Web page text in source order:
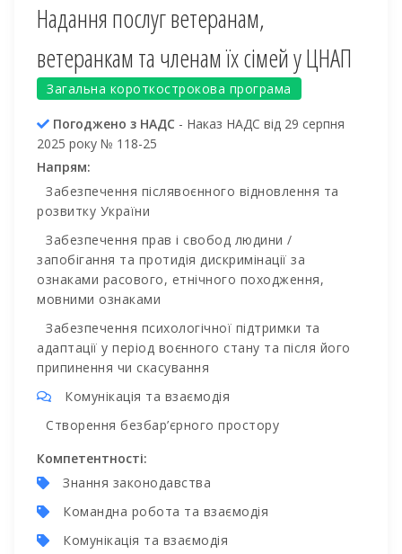
Надання послуг ветеранам,
ветеранкам та членам їх сімей у ЦНАП
Загальна короткострокова програма
Погоджено з НАДС - Наказ НАДС від 29 серпня
2025 року № 118-25
Напрям:
Забезпечення післявоєнного відновлення та
розвитку України
Забезпечення прав і свобод людини /
запобігання та протидія дискримінації за
ознаками расового, етнічного походження,
мовними ознаками
Забезпечення психологічної підтримки та
адаптації у період воєнного стану та після його
припинення чи скасування
Комунікація та взаємодія
Створення безбар’єрного простору
Компетентності:
Знання законодавства
Командна робота та взаємодія
Комунікація та взаємодія